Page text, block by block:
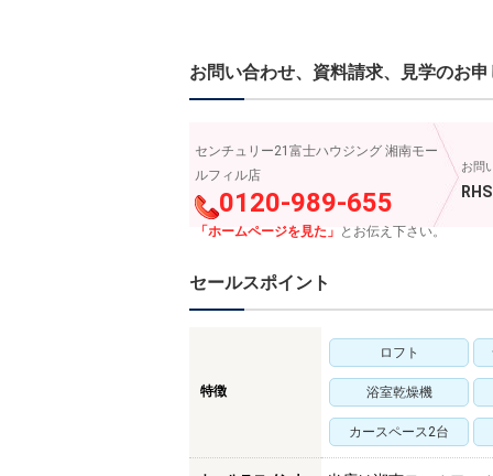
お問い合わせ、資料請求、見学のお
センチュリー21富士ハウジング 湘南モー
ルフィル店
0120-989-655
「ホームページを見た」 とお伝え下さい。
お問
セールスポイント
特徴
ロフト
浴室乾燥機
カースペース2台